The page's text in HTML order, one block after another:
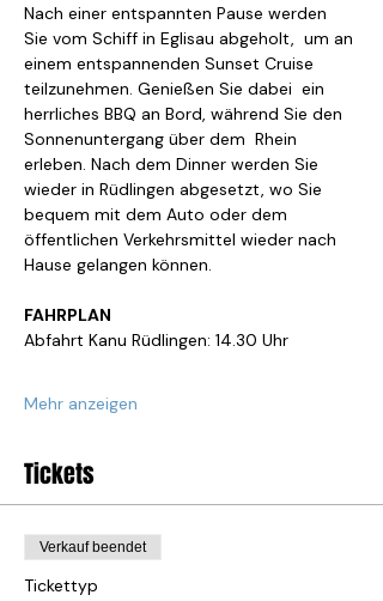
Nach einer entspannten Pause werden
Sie vom Schiff in Eglisau abgeholt,  um an
einem entspannenden Sunset Cruise
teilzunehmen. Genießen Sie dabei  ein
herrliches BBQ an Bord, während Sie den
Sonnenuntergang über dem  Rhein
erleben. Nach dem Dinner werden Sie
wieder in Rüdlingen abgesetzt, wo Sie
bequem mit dem Auto oder dem
öffentlichen Verkehrsmittel wieder nach
Hause gelangen können.
FAHRPLAN
Abfahrt Kanu Rüdlingen: 14.30 Uhr
Mehr anzeigen
Tickets
Verkauf beendet
Tickettyp